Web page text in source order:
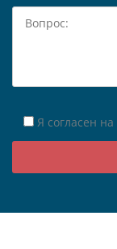
Я согласен на